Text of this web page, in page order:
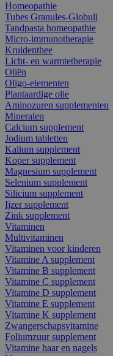
Homeopathie
Tubes Granules-Globuli
Tandpasta homeopathie
Micro-immunotherapie
Kruidenthee
Licht- en warmtetherapie
Oliën
Oligo-elementen
Plantaardige olie
Aminozuren supplementen
Mineralen
Calcium supplement
Jodium tabletten
Kalium supplement
Koper supplement
Magnesium supplement
Selenium supplement
Silicium supplement
Ijzer supplement
Zink supplement
Vitaminen
Multivitaminen
Vitaminen voor kinderen
Vitamine A supplement
Vitamine B supplement
Vitamine C supplement
Vitamine D supplement
Vitamine E supplement
Vitamine K supplement
Zwangerschapsvitamine
Foliumzuur supplement
Vitamine haar en nagels